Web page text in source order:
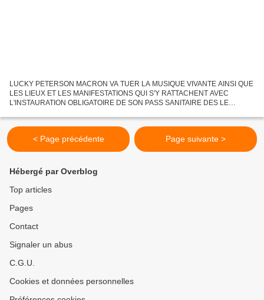
LUCKY PETERSON MACRON VA TUER LA MUSIQUE VIVANTE AINSI QUE
LES LIEUX ET LES MANIFESTATIONS QUI S'Y RATTACHENT AVEC
L'INSTAURATION OBLIGATOIRE DE SON PASS SANITAIRE DES LE
festivals...
< Page précédente Page suivante >
Hébergé par Overblog
Top articles
Pages
Contact
Signaler un abus
C.G.U.
Cookies et données personnelles